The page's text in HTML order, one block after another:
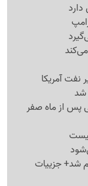
نفت آمریکا
شد
پس از ماه صفر